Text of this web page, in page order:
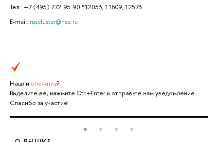
Тел: +7 (495) 772-95-90 *12053, 11609, 12573
E-mail: ruscluster@hse.ru
Нашли опечатку?
Выделите её, нажмите Ctrl+Enter и отправьте нам уведомление.
Спасибо за участие!